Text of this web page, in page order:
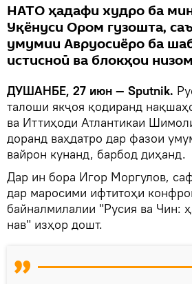
НАТО ҳадафи худро ба
Уқёнуси Ором гузошта,
умумии Авруосиёро ба
истисноӣ ва блокҳои
ДУШАНБЕ, 27 июн — Sputnik.
талоши якҷоя қодиранд
ва Иттиҳоди Атлантикаи
доранд ваҳдатро дар фазои
вайрон кунанд, барбод диҳанд.
Дар ин бора Игор Моргулов,
дар маросими ифтитоҳи
байналмилалии "Русия ва Чин:
нав" изҳор дошт.